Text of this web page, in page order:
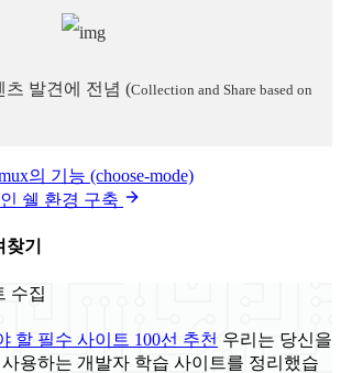
츠 발견에 전념 (Collection and Share based on
의 기능 (choose-mode)
쉘 환경 구축
기
수집
할 필수 사이트 100선 추천 우리는 당신을
용하는 개발자 학습 사이트를 정리했습